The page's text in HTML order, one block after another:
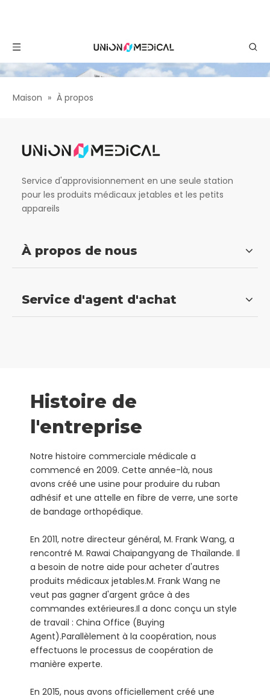
Maison » À propos
Service d'approvisionnement en une seule station
pour les produits médicaux jetables et les petits
appareils
À propos de nous
Service d'agent d'achat
Histoire de
l'entreprise
Notre histoire commerciale médicale a
commencé en 2009. Cette année-là, nous
avons créé une usine pour produire du ruban
adhésif et une attelle en fibre de verre, une sorte
de bandage orthopédique.
En 2011, notre directeur général, M. Frank Wang, a
rencontré M. Rawai Chaipangyang de Thaïlande. Il
a besoin de notre aide pour acheter d'autres
produits médicaux jetables.M. Frank Wang ne
veut pas gagner d'argent grâce à des
commandes extérieures.Il a donc conçu un style
de travail : China Office (Buying
Agent).Parallèlement à la coopération, nous
effectuons le processus de coopération de
manière experte.
En 2015, nous avons officiellement créé une